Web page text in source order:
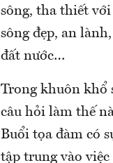
sông, tha thiết với
sông đẹp, an
đất nước…
Trong khuôn khổ
câu hỏi làm thế
Buổi tọa đàm có
tập trung vào